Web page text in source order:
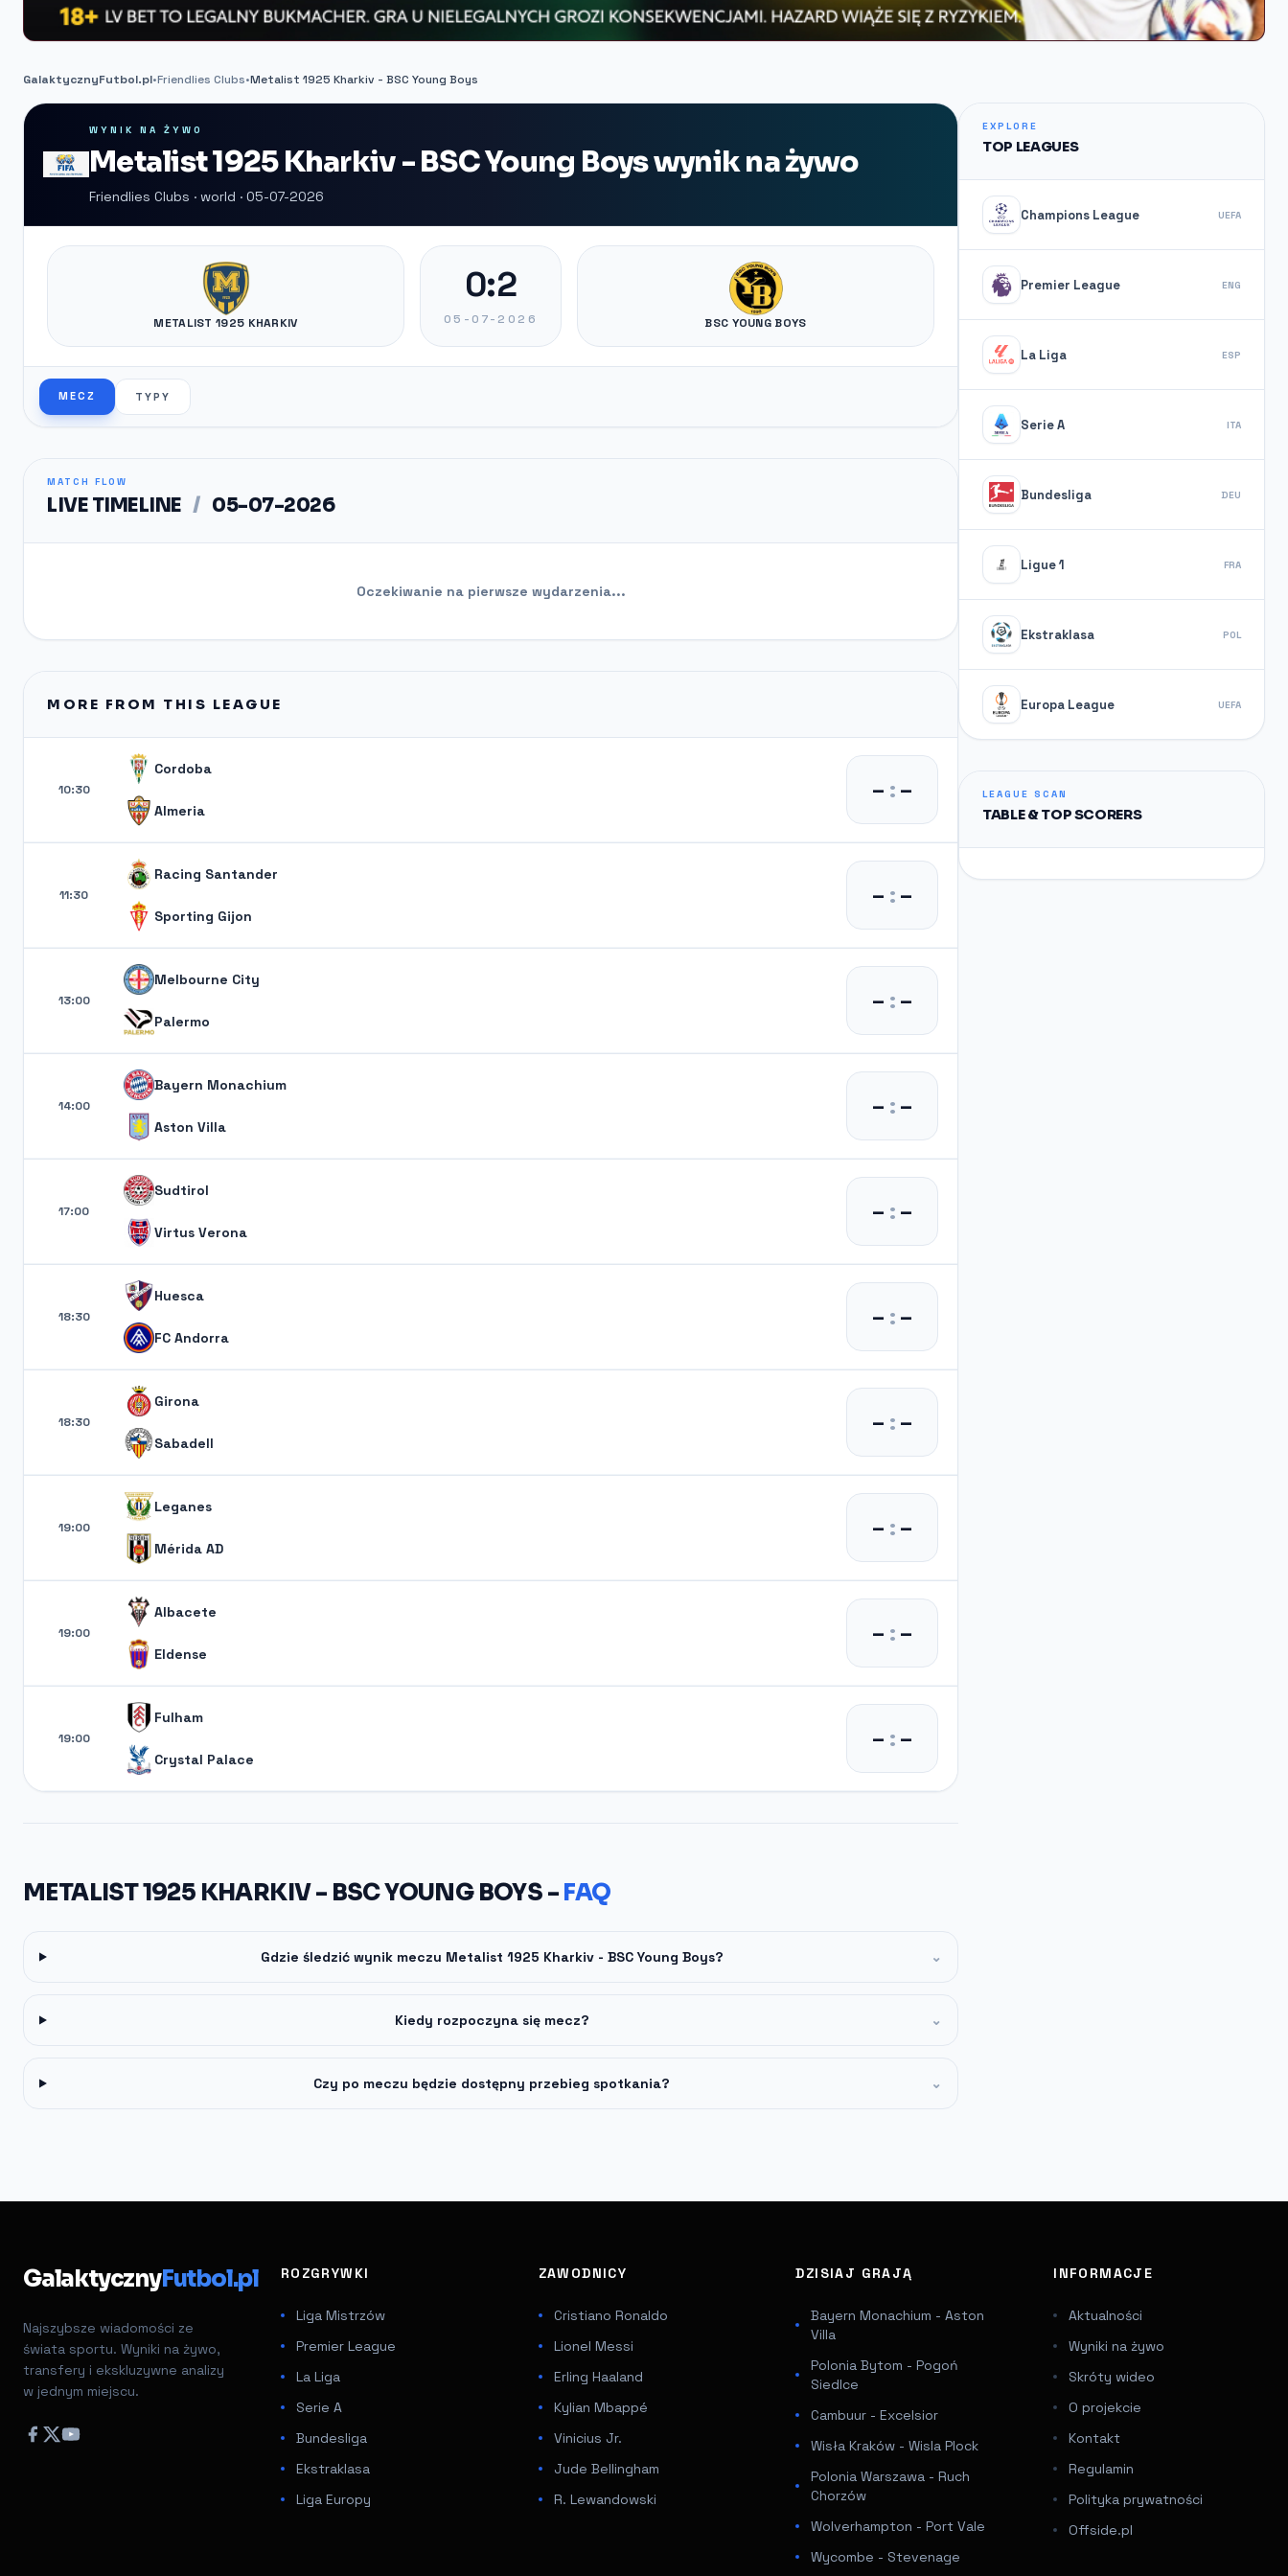
GalaktycznyFutbol.pl•Friendlies Clubs•Metalist 1925 Kharkiv - BSC Young Boys
WYNIK NA ŻYWO
Metalist 1925 Kharkiv - BSC Young Boys wynik na żywo
Friendlies Clubs · world · 05-07-2026
METALIST 1925 KHARKIV
0:2
05-07-2026 BSC YOUNG BOYS
MECZ TYPY
MATCH FLOW
LIVE TIMELINE / 05-07-2026
Oczekiwanie na pierwsze wydarzenia...
MORE FROM THIS LEAGUE
10:30
Cordoba
Almeria
– :–
11:30
Racing Santander
Sporting Gijon
– :–
13:00
Melbourne City
Palermo
– :–
14:00
Bayern Monachium
Aston Villa
– :–
17:00
Sudtirol
Virtus Verona
– :–
18:30
Huesca
FC Andorra
– :–
18:30
Girona
Sabadell
– :–
19:00
Leganes
Mérida AD
– :–
19:00
Albacete
Eldense
– :–
19:00
Fulham
Crystal Palace
– :–
METALIST 1925 KHARKIV - BSC YOUNG BOYS - FAQ
Gdzie śledzić wynik meczu Metalist 1925 Kharkiv - BSC Young Boys? ⌄
Kiedy rozpoczyna się mecz? ⌄
Czy po meczu będzie dostępny przebieg spotkania? ⌄
EXPLORE
TOP LEAGUES
Champions League UEFA
Premier League ENG
La Liga ESP
Serie A ITA
Bundesliga DEU
Ligue 1 FRA
Ekstraklasa POL
Europa League UEFA
LEAGUE SCAN
TABLE & TOP SCORERS
GalaktycznyFutbol.pl
Najszybsze wiadomości ze
świata sportu. Wyniki na żywo,
transfery i ekskluzywne analizy
w jednym miejscu.
ROZGRYWKI
Liga Mistrzów
Premier League
La Liga
Serie A
Bundesliga
Ekstraklasa
Liga Europy
ZAWODNICY
Cristiano Ronaldo
Lionel Messi
Erling Haaland
Kylian Mbappé
Vinicius Jr.
Jude Bellingham
R. Lewandowski
DZISIAJ GRAJĄ
Bayern Monachium - Aston
Villa
Polonia Bytom - Pogoń
Siedlce
Cambuur - Excelsior
Wisła Kraków - Wisla Plock
Polonia Warszawa - Ruch
Chorzów
Wolverhampton - Port Vale
Wycombe - Stevenage
INFORMACJE
Aktualności
Wyniki na żywo
Skróty wideo
O projekcie
Kontakt
Regulamin
Polityka prywatności
Offside.pl